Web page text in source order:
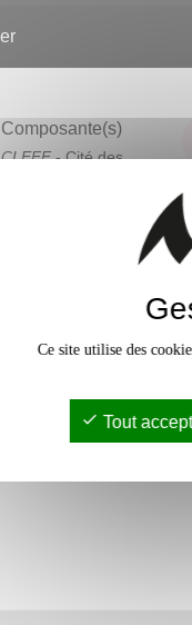
Composante(s)
CLEFF- Cité des
Ce site utilise des
Tout